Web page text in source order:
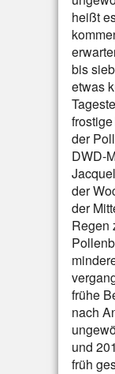
heißt
bis
etwas
der
DWD-
der
der
Regen
frühe
nach
und
früh